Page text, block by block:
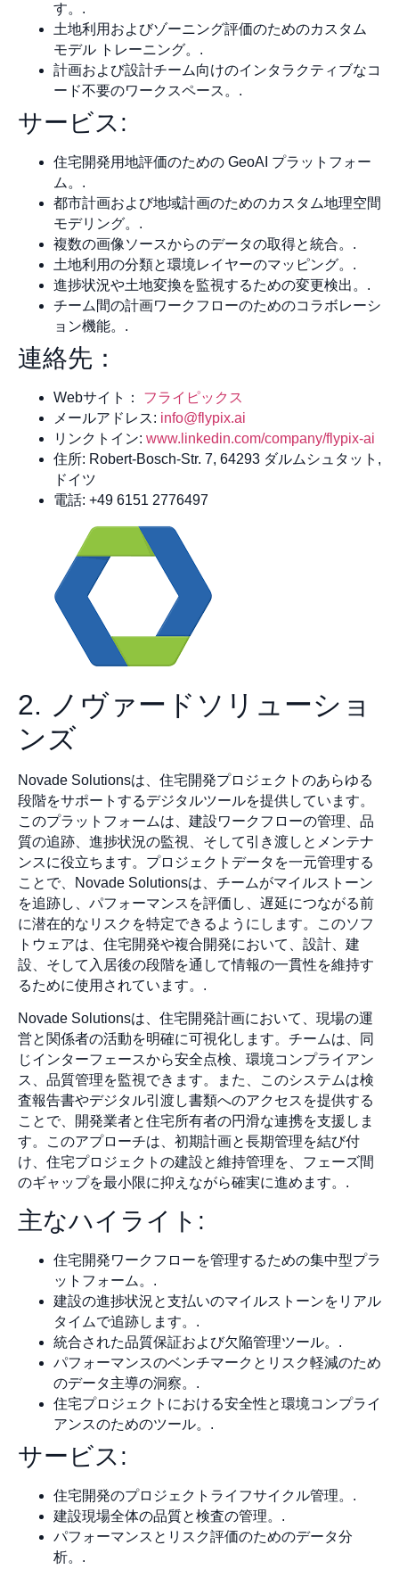
す。.
土地利用およびゾーニング評価のためのカスタム
モデル トレーニング。.
計画および設計チーム向けのインタラクティブなコ
ード不要のワークスペース。.
サービス:
住宅開発用地評価のための GeoAI プラットフォー
ム。.
都市計画および地域計画のためのカスタム地理空間
モデリング。.
複数の画像ソースからのデータの取得と統合。.
土地利用の分類と環境レイヤーのマッピング。.
進捗状況や土地変換を監視するための変更検出。.
チーム間の計画ワークフローのためのコラボレーシ
ョン機能。.
連絡先：
Webサイト： フライピックス
メールアドレス: info@flypix.ai
リンクトイン: www.linkedin.com/company/flypix-ai
住所: Robert-Bosch-Str. 7, 64293 ダルムシュタット,
ドイツ
電話: +49 6151 2776497
2. ノヴァードソリューショ
ンズ
Novade Solutionsは、住宅開発プロジェクトのあらゆる
段階をサポートするデジタルツールを提供しています。
このプラットフォームは、建設ワークフローの管理、品
質の追跡、進捗状況の監視、そして引き渡しとメンテナ
ンスに役立ちます。プロジェクトデータを一元管理する
ことで、Novade Solutionsは、チームがマイルストーン
を追跡し、パフォーマンスを評価し、遅延につながる前
に潜在的なリスクを特定できるようにします。このソフ
トウェアは、住宅開発や複合開発において、設計、建
設、そして入居後の段階を通して情報の一貫性を維持す
るために使用されています。.
Novade Solutionsは、住宅開発計画において、現場の運
営と関係者の活動を明確に可視化します。チームは、同
じインターフェースから安全点検、環境コンプライアン
ス、品質管理を監視できます。また、このシステムは検
査報告書やデジタル引渡し書類へのアクセスを提供する
ことで、開発業者と住宅所有者の円滑な連携を支援しま
す。このアプローチは、初期計画と長期管理を結び付
け、住宅プロジェクトの建設と維持管理を、フェーズ間
のギャップを最小限に抑えながら確実に進めます。.
主なハイライト:
住宅開発ワークフローを管理するための集中型プラ
ットフォーム。.
建設の進捗状況と支払いのマイルストーンをリアル
タイムで追跡します。.
統合された品質保証および欠陥管理ツール。.
パフォーマンスのベンチマークとリスク軽減のため
のデータ主導の洞察。.
住宅プロジェクトにおける安全性と環境コンプライ
アンスのためのツール。.
サービス:
住宅開発のプロジェクトライフサイクル管理。.
建設現場全体の品質と検査の管理。.
パフォーマンスとリスク評価のためのデータ分
析。.